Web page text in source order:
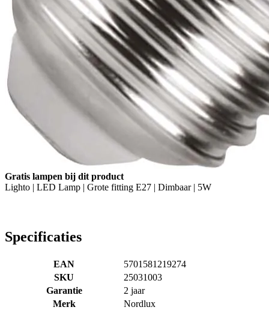
Gratis lampen bij dit product
Lighto | LED Lamp | Grote fitting E27 | Dimbaar | 5W
Specificaties
EAN
5701581219274
SKU
25031003
Garantie
2 jaar
Merk
Nordlux